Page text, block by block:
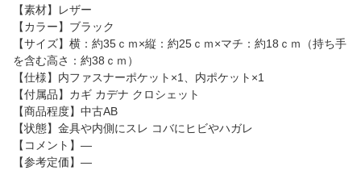
【素材】レザー
【カラー】ブラック
【サイズ】横：約35ｃｍ×縦：約25ｃｍ×マチ：約18ｃｍ（持ち手
を含む高さ：約38ｃｍ）
【仕様】内ファスナーポケット×1、内ポケット×1
【付属品】カギ カデナ クロシェット
【商品程度】中古AB
【状態】金具や内側にスレ コバにヒビやハガレ
【コメント】―
【参考定価】―